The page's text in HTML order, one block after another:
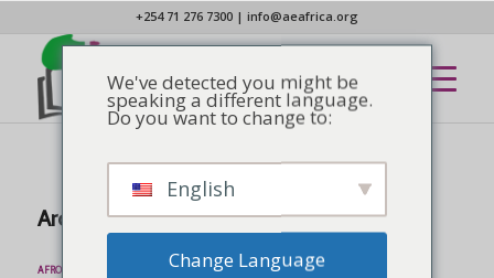
+254 71 276 7300| info@aeafrica.org
Archive d’étiquettes pour :Ghana
AFROSCOPE NOUVELLES
We've detected you might be
speaking a different language.
Do you want to change to:
English
Change Language